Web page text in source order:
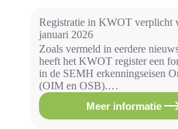
Registratie in KWOT verplicht
januari 2026
Zoals vermeld in eerdere
heeft het KWOT register een
in de SEMH erkenningseisen
(OIM en OSB).…
Meer informatie
in